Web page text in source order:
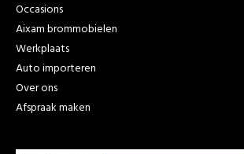
Occasions
Aixam brommobielen
Werkplaats
Auto importeren
Over ons
Afspraak maken